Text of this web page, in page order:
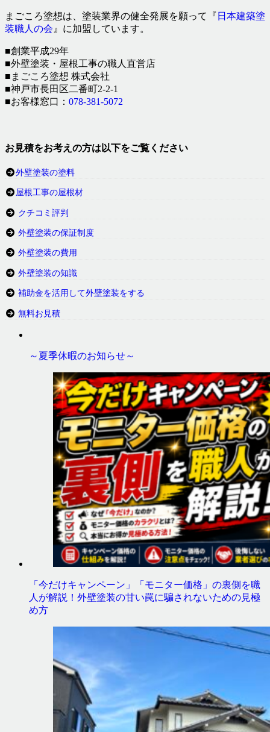
まごころ塗想は、塗装業界の健全発展を願って『 日本建築塗
装職人の会 』に加盟しています。
■創業平成29年
■外壁塗装・屋根工事の職人直営店
■まごころ塗想 株式会社
■神戸市長田区二番町2-2-1
■お客様窓口： 078-381-5072
お見積をお考えの方は以下をご覧ください
外壁塗装の塗料
屋根工事の屋根材
クチコミ評判
外壁塗装の保証制度
外壁塗装の費用
外壁塗装の知識
補助金を活用して外壁塗装をする
無料お見積
～夏季休暇のお知らせ～
「今だけキャンペーン」「モニター価格」の裏側を職
人が解説！外壁塗装の甘い罠に騙されないための見極
め方